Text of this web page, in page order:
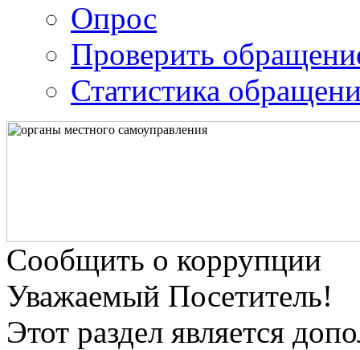
Опрос
Проверить
Статистика
Сообщить о коррупции
Уважаемый Посетитель!
Этот раздел является